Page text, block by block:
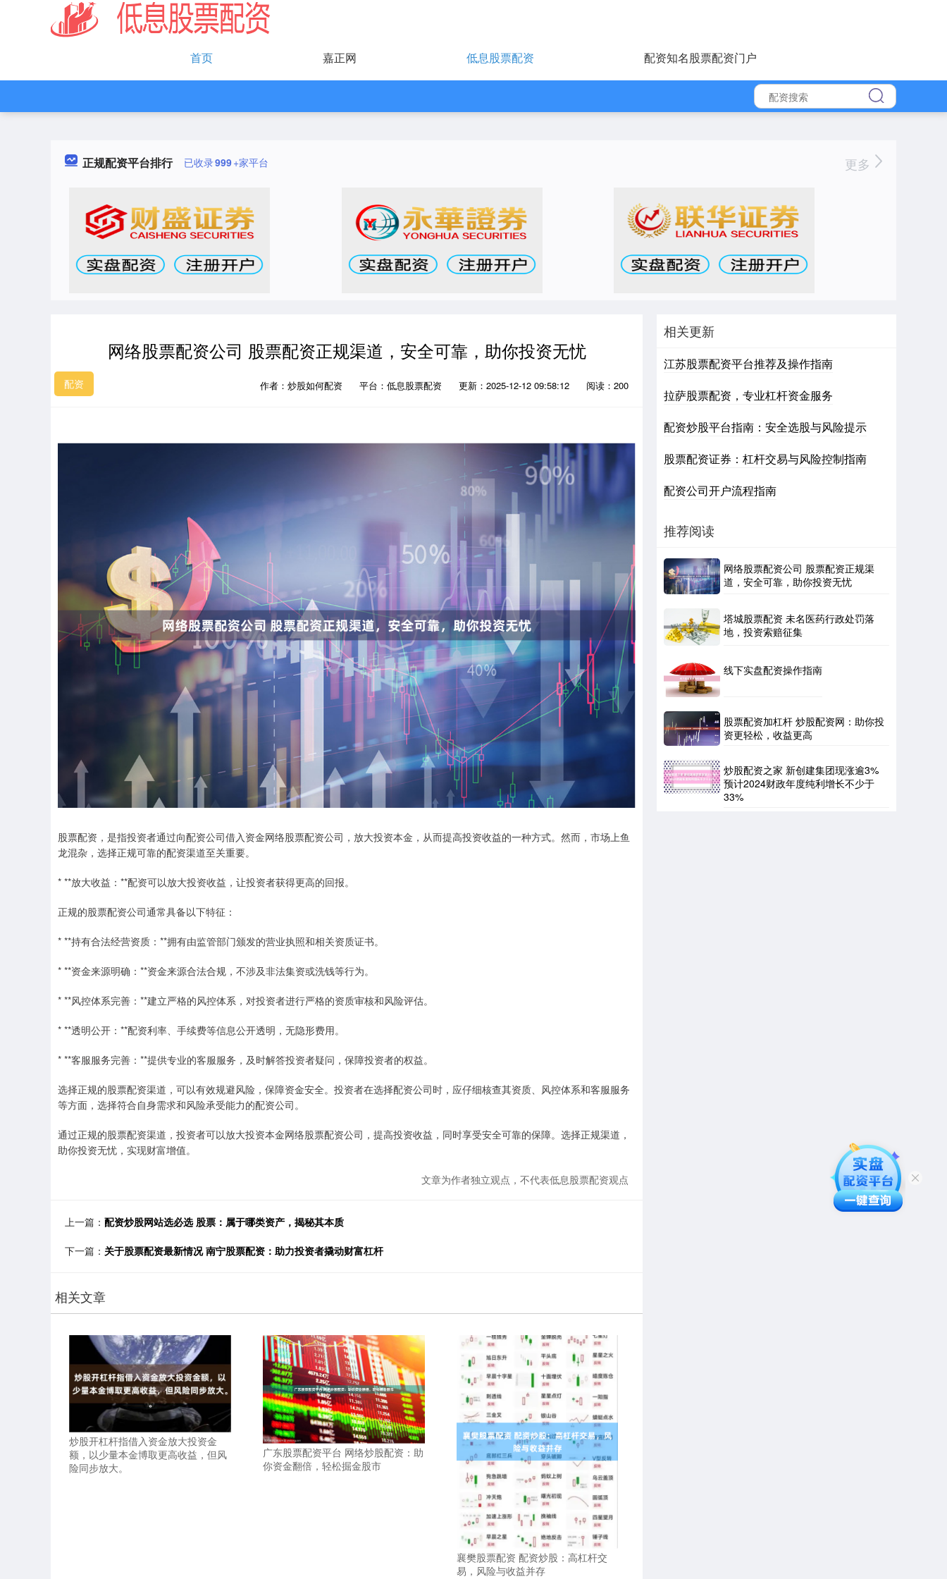
首页 嘉正网 低息股票配资 配资知名股票配资门户
正规配资平台排行 已收录999+家平台 更多
网络股票配资公司 股票配资正规渠道，安全可靠，助你投资无忧
配资 作者：炒股如何配资 平台：低息股票配资 更新：2025-12-12 09:58:12 阅读：200
股票配资，是指投资者通过向配资公司借入资金网络股票配资公司，放大投资本金，从而提高投资收益的一种方式。然而，市场上鱼
龙混杂，选择正规可靠的配资渠道至关重要。
* **放大收益：**配资可以放大投资收益，让投资者获得更高的回报。
正规的股票配资公司通常具备以下特征：
* **持有合法经营资质：**拥有由监管部门颁发的营业执照和相关资质证书。
* **资金来源明确：**资金来源合法合规，不涉及非法集资或洗钱等行为。
* **风控体系完善：**建立严格的风控体系，对投资者进行严格的资质审核和风险评估。
* **透明公开：**配资利率、手续费等信息公开透明，无隐形费用。
* **客服服务完善：**提供专业的客服服务，及时解答投资者疑问，保障投资者的权益。
选择正规的股票配资渠道，可以有效规避风险，保障资金安全。投资者在选择配资公司时，应仔细核查其资质、风控体系和客服服务
等方面，选择符合自身需求和风险承受能力的配资公司。
通过正规的股票配资渠道，投资者可以放大投资本金网络股票配资公司，提高投资收益，同时享受安全可靠的保障。选择正规渠道，
助你投资无忧，实现财富增值。
文章为作者独立观点，不代表低息股票配资观点
上一篇： 配资炒股网站选必选 股票：属于哪类资产，揭秘其本质
下一篇： 关于股票配资最新情况 南宁股票配资：助力投资者撬动财富杠杆
相关文章
炒股开杠杆指借入资金放大投资金
额，以少量本金博取更高收益，但风
险同步放大。
广东股票配资平台 网络炒股配资：助
你资金翻倍，轻松掘金股市
襄樊股票配资 配资炒股：高杠杆交
易，风险与收益并存
相关更新
江苏股票配资平台推荐及操作指南
拉萨股票配资，专业杠杆资金服务
配资炒股平台指南：安全选股与风险提示
股票配资证券：杠杆交易与风险控制指南
配资公司开户流程指南
推荐阅读
网络股票配资公司 股票配资正规渠
道，安全可靠，助你投资无忧
塔城股票配资 未名医药行政处罚落
地，投资索赔征集
线下实盘配资操作指南
股票配资加杠杆 炒股配资网：助你投
资更轻松，收益更高
炒股配资之家 新创建集团现涨逾3%
预计2024财政年度纯利增长不少于
33%